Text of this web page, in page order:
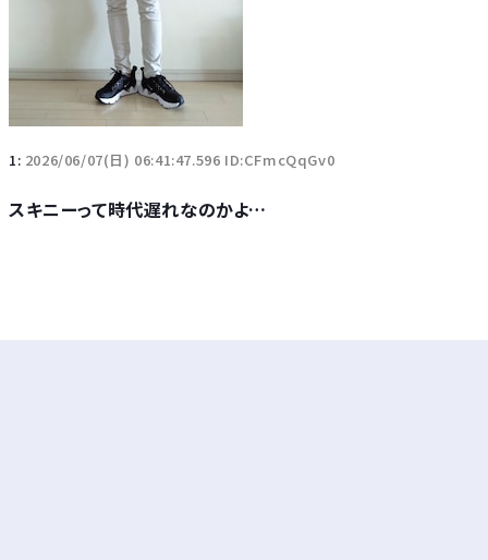
1: 2026/06/07(日) 06:41:47.596 ID:CFmcQqGv0
スキニーって時代遅れなのかよ…